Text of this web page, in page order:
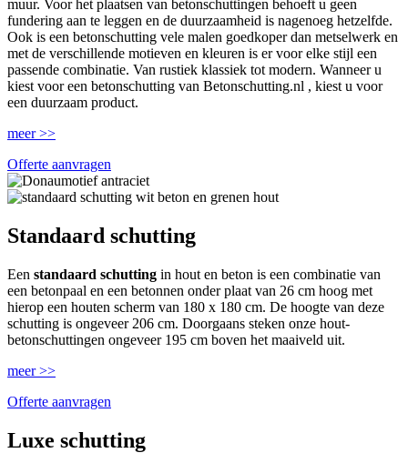
muur. Voor het plaatsen van betonschuttingen behoeft u geen
fundering aan te leggen en de duurzaamheid is nagenoeg hetzelfde.
Ook is een betonschutting vele malen goedkoper dan metselwerk en
met de verschillende motieven en kleuren is er voor elke stijl een
passende combinatie. Van rustiek klassiek tot modern. Wanneer u
kiest voor een betonschutting van Betonschutting.nl , kiest u voor
een duurzaam product.
meer >>
Offerte aanvragen
Standaard schutting
Een standaard schutting in hout en beton is een combinatie van
een betonpaal en een betonnen onder plaat van 26 cm hoog met
hierop een houten scherm van 180 x 180 cm. De hoogte van deze
schutting is ongeveer 206 cm. Doorgaans steken onze hout-
betonschuttingen ongeveer 195 cm boven het maaiveld uit.
meer >>
Offerte aanvragen
Luxe schutting